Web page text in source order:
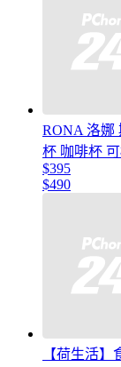
RONA 洛娜
杯 咖啡杯
$395
$490
【荷生活